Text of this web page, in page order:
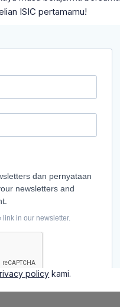
ISIC pertamamu!
policy kami.